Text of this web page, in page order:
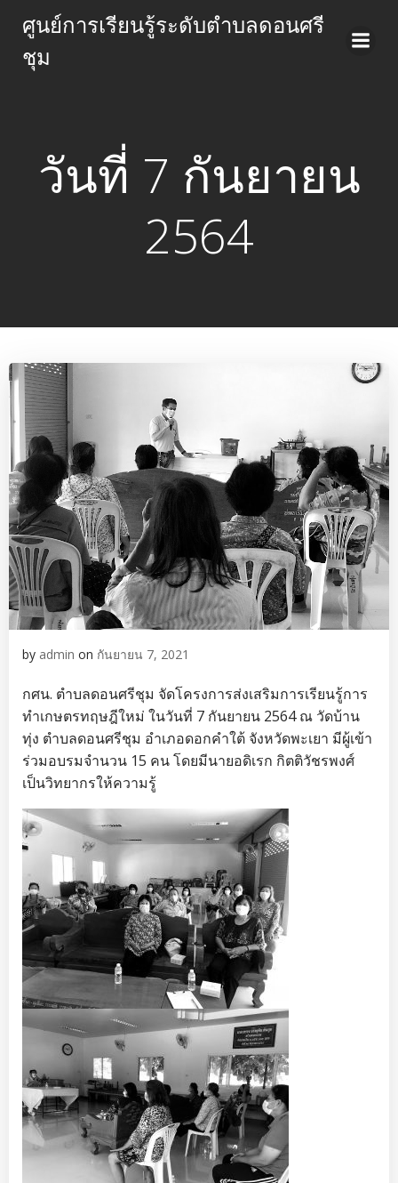
to
ศูนย์การเรียนรู้ระดับตำบลดอนศรี
ชุม
วันที่ 7 กันยายน
2564
by admin on กันยายน 7, 2021
กศน. ตำบลดอนศรีชุม จัดโครงการส่งเสริมการเรียนรู้การ
ทำเกษตรทฤษฎีใหม่ ในวันที่ 7 กันยายน 2564 ณ วัดบ้าน
ทุ่ง ตำบลดอนศรีชุม อำเภอดอกคำใต้ จังหวัดพะเยา มีผู้เข้า
ร่วมอบรมจำนวน 15 คน โดยมีนายอดิเรก กิตติวัชรพงศ์
เป็นวิทยากรให้ความรู้